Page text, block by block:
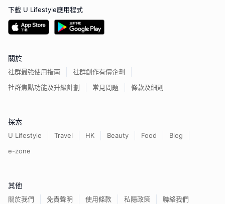
下載 U Lifestyle應用程式
關於
社群最強使用指南
社群創作有價企劃
社群焦點功能及升級計劃
常見問題 條款及細則
探索
U Lifestyle Travel HK Beauty Food
Blog
e-zone
其他
關於我們 免責聲明 使用條款 私隱政策 聯絡我們